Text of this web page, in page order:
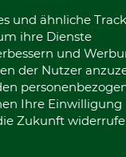
und ähnliche
ihre Dienste
und
der Nutzer
Ihre Einwilligung
Zukunft